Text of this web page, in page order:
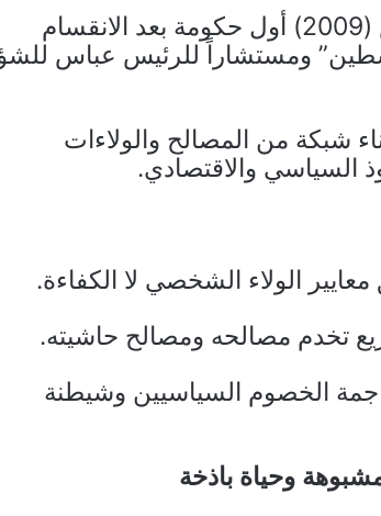
عُيّن الهباش وزيراً للأوقاف في حكومة سلام فياض (2009) أول حكومة بعد الانقسام
ومستشاراً للرئيس عباس
شبكة من المصالح والولاءات
السياسي والاقتصادي.
الولاء الشخصي لا الكفاءة.
تخدم مصالحه ومصالح حاشيته.
الخصوم السياسيين وشيطنة
وحياة باذخة